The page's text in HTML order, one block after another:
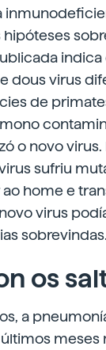
indica
dous virus
de
o novo virus.
sufriu
home e
virus
sobrevindas.
os
a
meses